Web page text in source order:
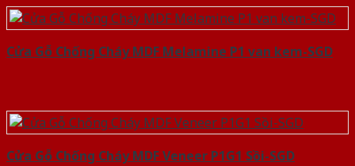
Cửa Gỗ Chống Cháy MDF Melamine P1 van kem-SGD
Cửa Gỗ Chống Cháy MDF Veneer P1G1 Sồi-SGD